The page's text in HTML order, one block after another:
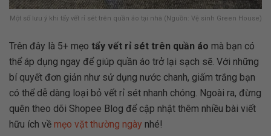
Một số lưu ý khi tẩy vết rỉ sét trên quần áo tại nhà (Nguồn: Vệ sinh Green House)
Trên đây là 5+ mẹo tẩy vết rỉ sét trên quần áo mà bạn có
thể áp dụng ngay để giúp quần áo trở lại sạch sẽ. Với những
bí quyết đơn giản như sử dụng nước chanh, giấm trắng bạn
có thể dễ dàng loại bỏ vết rỉ sét nhanh chóng. Ngoài ra, đừng
quên theo dõi Shopee Blog để cập nhật thêm nhiều bài viết
hữu ích về mẹo vặt thường ngày nhé!